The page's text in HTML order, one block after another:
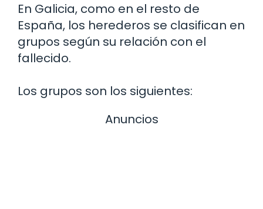
En Galicia, como en el resto de
España, los herederos se clasifican en
grupos según su relación con el
fallecido.
Los grupos son los siguientes:
Anuncios